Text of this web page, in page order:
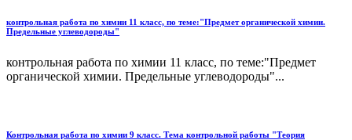
контрольная работа по химии 11 класс, по теме:"Предмет органической химии.
Предельные углеводороды"
контрольная работа по химии 11 класс, по теме:"Предмет
органической химии. Предельные углеводороды"...
Контрольная работа по химии 9 класс. Тема контрольной работы "Теория